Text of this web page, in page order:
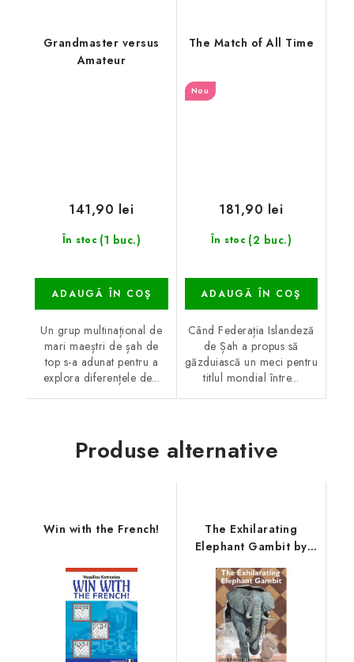
Grandmaster versus
Amateur
În stoc (1 buc.)
141,90 lei
ADAUGĂ ÎN COŞ
Un grup multinațional de
mari maeștri de șah de
top s-a adunat pentru a
explora diferențele de...
The Match of All Time
Nou
În stoc (2 buc.)
181,90 lei
ADAUGĂ ÎN COŞ
Când Federația Islandeză
de Șah a propus să
găzduiască un meci pentru
titlul mondial între...
Produse alternative
Win with the French!
The Exhilarating
Elephant Gambit by
Michael Agermose
Jensen and Jakob
Aabling-Thomsen